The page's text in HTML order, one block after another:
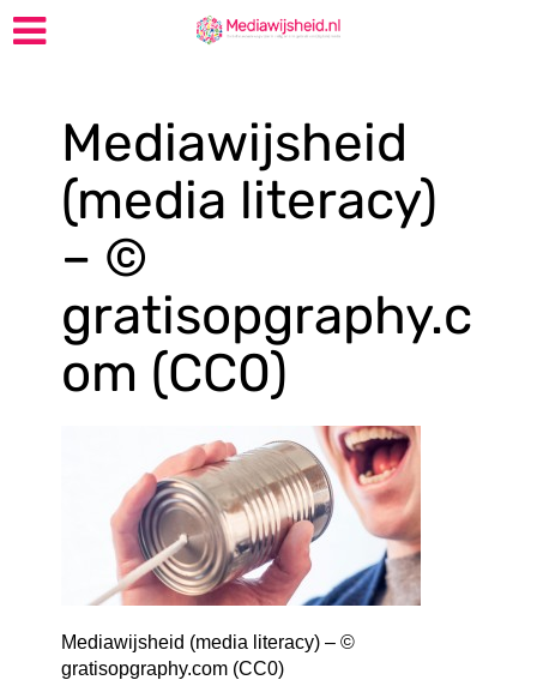
Mediawijsheid
(media literacy)
– ©
gratisopgraphy.c
om (CC0)
Mediawijsheid (media literacy) – ©
gratisopgraphy.com (CC0)